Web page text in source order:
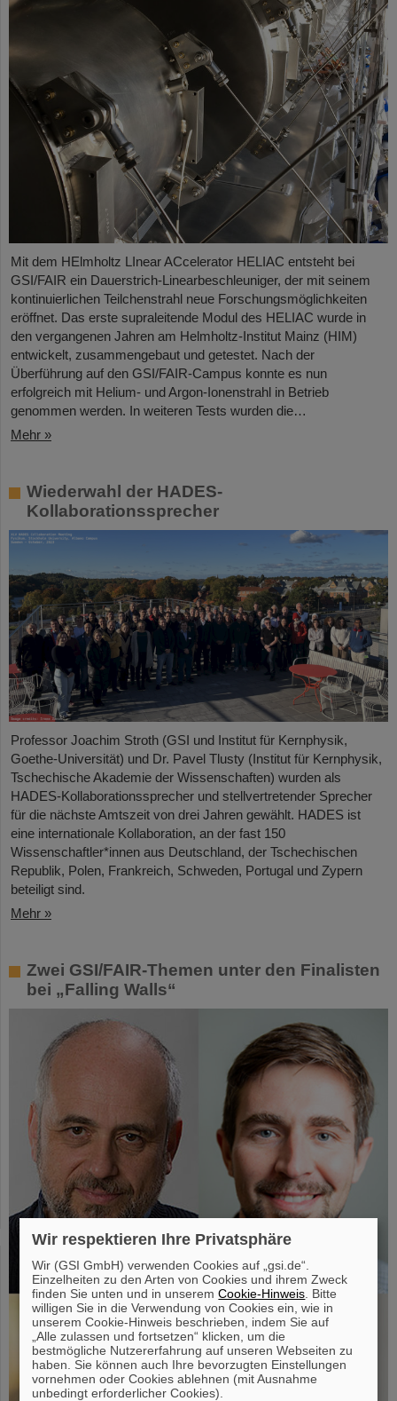
Mit dem HElmholtz LInear ACcelerator HELIAC entsteht bei
GSI/FAIR ein Dauerstrich-Linearbeschleuniger, der mit seinem
kontinuierlichen Teilchenstrahl neue Forschungsmöglichkeiten
eröffnet. Das erste supraleitende Modul des HELIAC wurde in
den vergangenen Jahren am Helmholtz-Institut Mainz (HIM)
entwickelt, zusammengebaut und getestet. Nach der
Überführung auf den GSI/FAIR-Campus konnte es nun
erfolgreich mit Helium- und Argon-Ionenstrahl in Betrieb
genommen werden. In weiteren Tests wurden die…
Mehr »
Wiederwahl der HADES-
Kollaborationssprecher
Professor Joachim Stroth (GSI und Institut für Kernphysik,
Goethe-Universität) und Dr. Pavel Tlusty (Institut für Kernphysik,
Tschechische Akademie der Wissenschaften) wurden als
HADES-Kollaborationssprecher und stellvertretender Sprecher
für die nächste Amtszeit von drei Jahren gewählt. HADES ist
eine internationale Kollaboration, an der fast 150
Wissenschaftler*innen aus Deutschland, der Tschechischen
Republik, Polen, Frankreich, Schweden, Portugal und Zypern
beteiligt sind.
Mehr »
Zwei GSI/FAIR-Themen unter den Finalisten
bei „Falling Walls“
Wir respektieren Ihre Privatsphäre
Wir (GSI GmbH) verwenden Cookies auf „gsi.de“.
Einzelheiten zu den Arten von Cookies und ihrem Zweck
finden Sie unten und in unseremCookie-Hinweis . Bitte
willigen Sie in die Verwendung von Cookies ein, wie in
unserem Cookie-Hinweis beschrieben, indem Sie auf
„Alle zulassen und fortsetzen“ klicken, um die
bestmögliche Nutzererfahrung auf unseren Webseiten zu
haben. Sie können auch Ihre bevorzugten Einstellungen
vornehmen oder Cookies ablehnen (mit Ausnahme
unbedingt erforderlicher Cookies).